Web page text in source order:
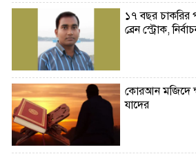
১৭ বছর চাকরির
ব্রেন স্ট্রোক,
কোরআন মজিদে
যাদের